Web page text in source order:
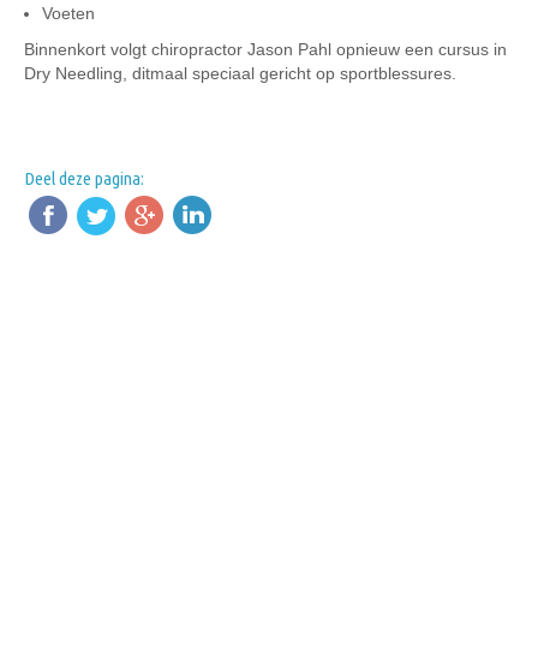
Voeten
Binnenkort volgt chiropractor Jason Pahl opnieuw een cursus in
Dry Needling, ditmaal speciaal gericht op sportblessures.
Deel deze pagina: